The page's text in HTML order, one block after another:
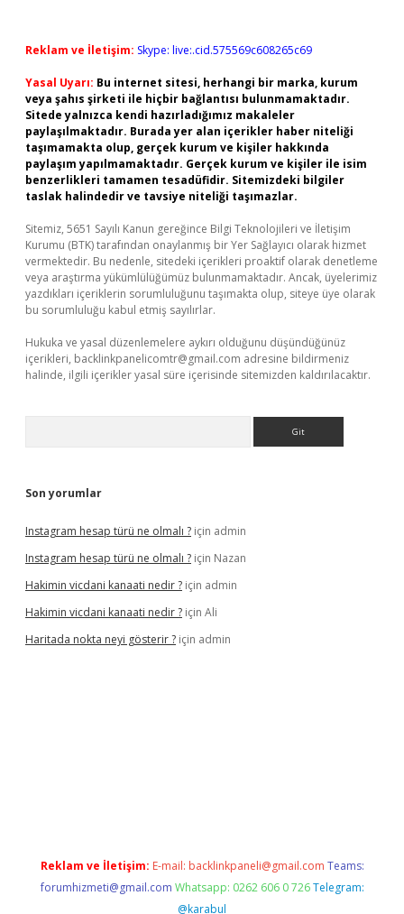
Reklam ve İletişim: Skype: live:.cid.575569c608265c69
Yasal Uyarı: Bu internet sitesi, herhangi bir marka, kurum
veya şahıs şirketi ile hiçbir bağlantısı bulunmamaktadır.
Sitede yalnızca kendi hazırladığımız makaleler
paylaşılmaktadır. Burada yer alan içerikler haber niteliği
taşımamakta olup, gerçek kurum ve kişiler hakkında
paylaşım yapılmamaktadır. Gerçek kurum ve kişiler ile isim
benzerlikleri tamamen tesadüfidir. Sitemizdeki bilgiler
taslak halindedir ve tavsiye niteliği taşımazlar.
Sitemiz, 5651 Sayılı Kanun gereğince Bilgi Teknolojileri ve İletişim
Kurumu (BTK) tarafından onaylanmış bir Yer Sağlayıcı olarak hizmet
vermektedir. Bu nedenle, sitedeki içerikleri proaktif olarak denetleme
veya araştırma yükümlülüğümüz bulunmamaktadır. Ancak, üyelerimiz
yazdıkları içeriklerin sorumluluğunu taşımakta olup, siteye üye olarak
bu sorumluluğu kabul etmiş sayılırlar.
Hukuka ve yasal düzenlemelere aykırı olduğunu düşündüğünüz
içerikleri, backlinkpanelicomtr@gmail.com adresine bildirmeniz
halinde, ilgili içerikler yasal süre içerisinde sitemizden kaldırılacaktır.
Son yorumlar
Instagram hesap türü ne olmalı ? için admin
Instagram hesap türü ne olmalı ? için Nazan
Hakimin vicdani kanaati nedir ? için admin
Hakimin vicdani kanaati nedir ? için Ali
Haritada nokta neyi gösterir ? için admin
Reklam ve İletişim: E-mail: backlinkpaneli@gmail.com Teams:
forumhizmeti@gmail.com Whatsapp: 0262 606 0 726 Telegram:
@karabul